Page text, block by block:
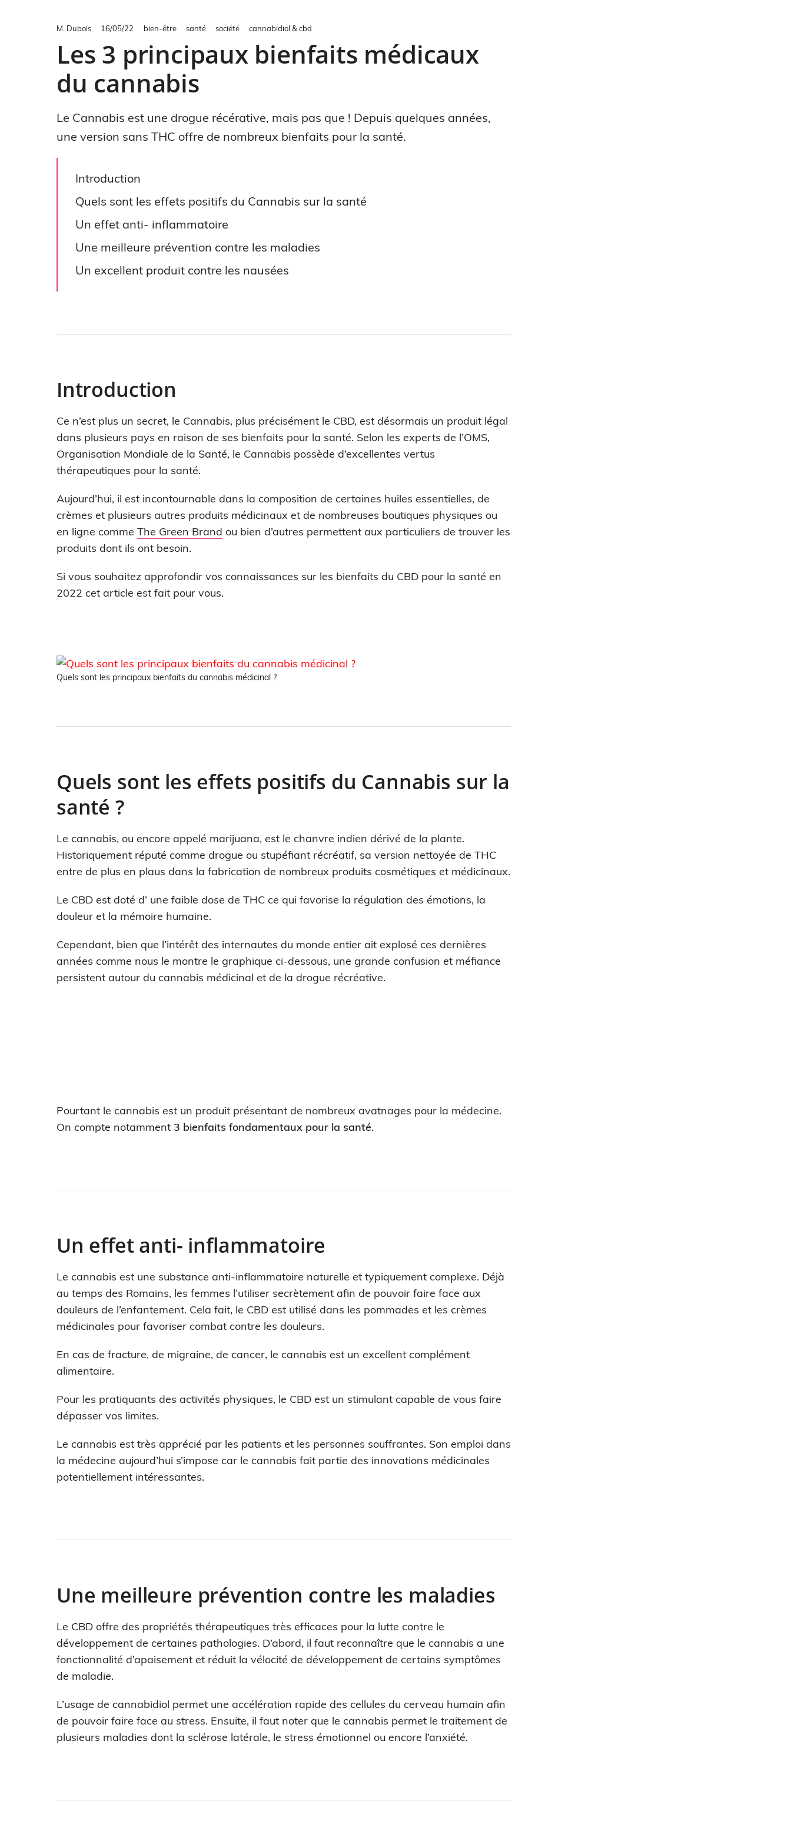
M. Dubois 16/05/22 bien-être santé société cannabidiol & cbd
Les 3 principaux bienfaits médicaux
du cannabis
Le Cannabis est une drogue récérative, mais pas que ! Depuis quelques années,
une version sans THC offre de nombreux bienfaits pour la santé.
Introduction
Quels sont les effets positifs du Cannabis sur la santé
Un effet anti- inflammatoire
Une meilleure prévention contre les maladies
Un excellent produit contre les nausées
Introduction
Ce n’est plus un secret, le Cannabis, plus précisément le CBD, est désormais un produit légal
dans plusieurs pays en raison de ses bienfaits pour la santé. Selon les experts de l’OMS,
Organisation Mondiale de la Santé, le Cannabis possède d’excellentes vertus
thérapeutiques pour la santé.
Aujourd’hui, il est incontournable dans la composition de certaines huiles essentielles, de
crèmes et plusieurs autres produits médicinaux et de nombreuses boutiques physiques ou
en ligne comme The Green Brand ou bien d’autres permettent aux particuliers de trouver les
produits dont ils ont besoin.
Si vous souhaitez approfondir vos connaissances sur les bienfaits du CBD pour la santé en
2022 cet article est fait pour vous.
Quels sont les principaux bienfaits du cannabis médicinal ?
Quels sont les effets positifs du Cannabis sur la
santé ?
Le cannabis, ou encore appelé marijuana, est le chanvre indien dérivé de la plante.
Historiquement réputé comme drogue ou stupéfiant récréatif, sa version nettoyée de THC
entre de plus en plaus dans la fabrication de nombreux produits cosmétiques et médicinaux.
Le CBD est doté d’ une faible dose de THC ce qui favorise la régulation des émotions, la
douleur et la mémoire humaine.
Cependant, bien que l’intérêt des internautes du monde entier ait explosé ces dernières
années comme nous le montre le graphique ci-dessous, une grande confusion et méfiance
persistent autour du cannabis médicinal et de la drogue récréative.
Pourtant le cannabis est un produit présentant de nombreux avatnages pour la médecine.
On compte notamment 3 bienfaits fondamentaux pour la santé.
Un effet anti- inflammatoire
Le cannabis est une substance anti-inflammatoire naturelle et typiquement complexe. Déjà
au temps des Romains, les femmes l’utiliser secrètement afin de pouvoir faire face aux
douleurs de l’enfantement. Cela fait, le CBD est utilisé dans les pommades et les crèmes
médicinales pour favoriser combat contre les douleurs.
En cas de fracture, de migraine, de cancer, le cannabis est un excellent complément
alimentaire.
Pour les pratiquants des activités physiques, le CBD est un stimulant capable de vous faire
dépasser vos limites.
Le cannabis est très apprécié par les patients et les personnes souffrantes. Son emploi dans
la médecine aujourd’hui s’impose car le cannabis fait partie des innovations médicinales
potentiellement intéressantes.
Une meilleure prévention contre les maladies
Le CBD offre des propriétés thérapeutiques très efficaces pour la lutte contre le
développement de certaines pathologies. D’abord, il faut reconnaître que le cannabis a une
fonctionnalité d’apaisement et réduit la vélocité de développement de certains symptômes
de maladie.
L’usage de cannabidiol permet une accélération rapide des cellules du cerveau humain afin
de pouvoir faire face au stress. Ensuite, il faut noter que le cannabis permet le traitement de
plusieurs maladies dont la sclérose latérale, le stress émotionnel ou encore l’anxiété.